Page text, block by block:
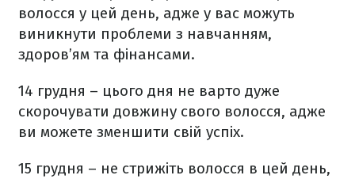
волосся у цей день, адже у вас можуть
виникнути проблеми з навчанням,
здоров’ям та фінансами.
14 грудня – цього дня не варто дуже
скорочувати довжину свого волосся, адже
ви можете зменшити свій успіх.
15 грудня – не стрижіть волосся в цей день,